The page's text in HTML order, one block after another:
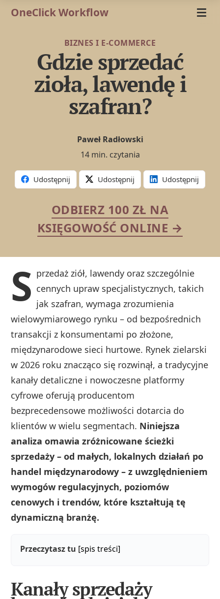
OneClick Workflow
BIZNES I E-COMMERCE
Gdzie sprzedać
zioła, lawendę i
szafran?
Paweł Radłowski
14 min. czytania
Udostępnij Udostępnij Udostępnij
ODBIERZ 100 ZŁ NA
KSIĘGOWOŚĆ ONLINE →
S przedaż ziół, lawendy oraz szczególnie
cennych upraw specjalistycznych, takich
jak szafran, wymaga zrozumienia
wielowymiarowego rynku – od bezpośrednich
transakcji z konsumentami po złożone,
międzynarodowe sieci hurtowe. Rynek zielarski
w 2026 roku znacząco się rozwinął, a tradycyjne
kanały detaliczne i nowoczesne platformy
cyfrowe oferują producentom
bezprecedensowe możliwości dotarcia do
klientów w wielu segmentach. Niniejsza
analiza omawia zróżnicowane ścieżki
sprzedaży – od małych, lokalnych działań po
handel międzynarodowy – z uwzględnieniem
wymogów regulacyjnych, poziomów
cenowych i trendów, które kształtują tę
dynamiczną branżę.
Przeczytasz tu [spis treści]
Kanały sprzedaży